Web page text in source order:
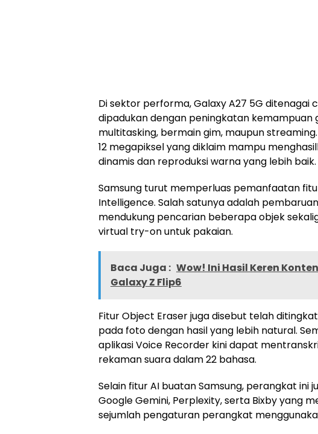
Di sektor performa, Galaxy A27 5G ditenagai
dipadukan dengan peningkatan kemampuan
multitasking, bermain gim, maupun
12 megapiksel yang diklaim mampu
dinamis dan reproduksi warna yang lebih baik.
Samsung turut memperluas pemanfaatan
Intelligence. Salah satunya adalah
mendukung pencarian beberapa objek
virtual try-on untuk pakaian.
Baca Juga : Wow! Ini Hasil Keren
Galaxy Z Flip6
Fitur Object Eraser juga disebut telah
pada foto dengan hasil yang lebih natural.
aplikasi Voice Recorder kini dapat
rekaman suara dalam 22 bahasa.
Selain fitur AI buatan Samsung, perangkat ini
Google Gemini, Perplexity, serta Bixby yang
sejumlah pengaturan perangkat